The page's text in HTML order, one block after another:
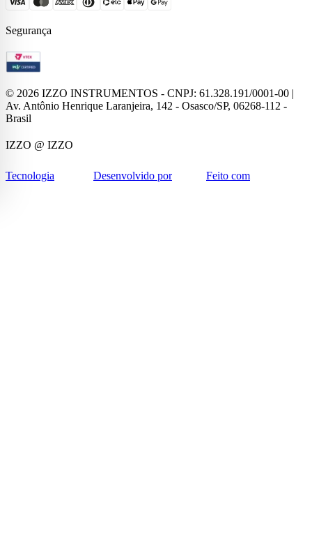
Segurança
© 2026 IZZO INSTRUMENTOS - CNPJ: 61.328.191/0001-00 |
Av. Antônio Henrique Laranjeira, 142 - Osasco/SP, 06268-112 -
Brasil
IZZO @ IZZO
Tecnologia Desenvolvido por Feito com